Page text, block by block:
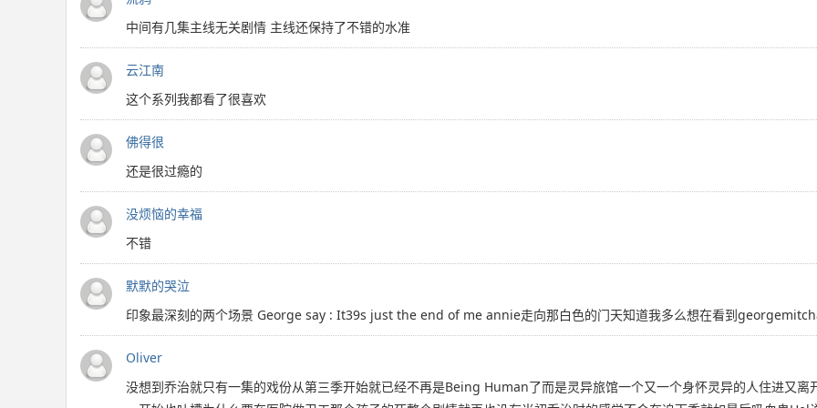
中间有几集主线无关剧情 主线还保持了不错的水准
云江南
这个系列我都看了很喜欢
佛得很
还是很过瘾的
没烦恼的幸福
不错
默默的哭泣
印象最深刻的两个场景 George say : It39s just the end of me annie走向那白色的门天知道我多么想在看到
Oliver
没想到乔治就只有一集的戏份从第三季开始就已经不再是Being Human了而是灵异旅馆一个又一个身怀灵异的人住进又